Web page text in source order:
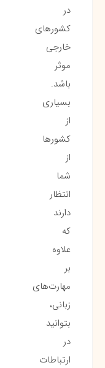
در
کشورهای
خارجی
موثر
باشد.
بسیاری
از
کشورها
از
شما
انتظار
دارند
که
علاوه
بر
مهارت‌های
زبانی،
بتوانید
در
ارتباطات